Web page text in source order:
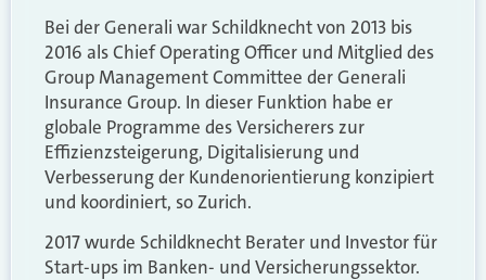
Bei der Generali war Schildknecht von 2013 bis
2016 als Chief Operating Officer und Mitglied des
Group Management Committee der Generali
Insurance Group. In dieser Funktion habe er
globale Programme des Versicherers zur
Effizienzsteigerung, Digitalisierung und
Verbesserung der Kundenorientierung konzipiert
und koordiniert, so Zurich.
2017 wurde Schildknecht Berater und Investor für
Start-ups im Banken- und Versicherungssektor.